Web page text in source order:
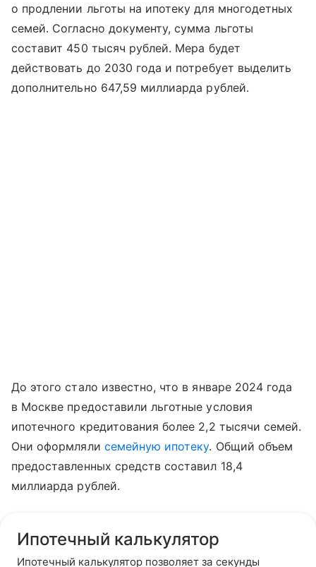
о продлении льготы на ипотеку для многодетных
семей. Согласно документу, сумма льготы
составит 450 тысяч рублей. Мера будет
действовать до 2030 года и потребует выделить
дополнительно 647,59 миллиарда рублей.
До этого стало известно, что в январе 2024 года
в Москве предоставили льготные условия
ипотечного кредитования более 2,2 тысячи семей.
Они оформляли семейную ипотеку. Общий объем
предоставленных средств составил 18,4
миллиарда рублей.
Ипотечный калькулятор
Ипотечный калькулятор позволяет за секунды